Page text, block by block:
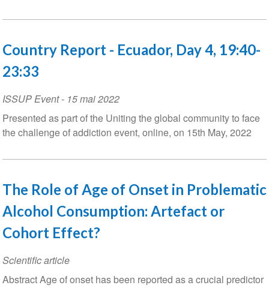
Country Report - Ecuador, Day 4, 19:40-
23:33
ISSUP Event- 15 mai 2022
Presented as part of the Uniting the global community to face
the challenge of addiction event, online, on 15th May, 2022
The Role of Age of Onset in Problematic
Alcohol Consumption: Artefact or
Cohort Effect?
Scientific article
Abstract Age of onset has been reported as a crucial predictor